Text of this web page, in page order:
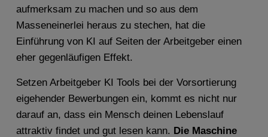
aufmerksam zu machen und so aus dem
Masseneinerlei heraus zu stechen, hat die
Einführung von KI auf Seiten der Arbeitgeber einen
eher gegenläufigen Effekt.
Setzen Arbeitgeber KI Tools bei der Vorsortierung
eigehender Bewerbungen ein, kommt es nicht nur
darauf an, dass ein Mensch deinen Lebenslauf
attraktiv findet und gut lesen kann. Die Maschine